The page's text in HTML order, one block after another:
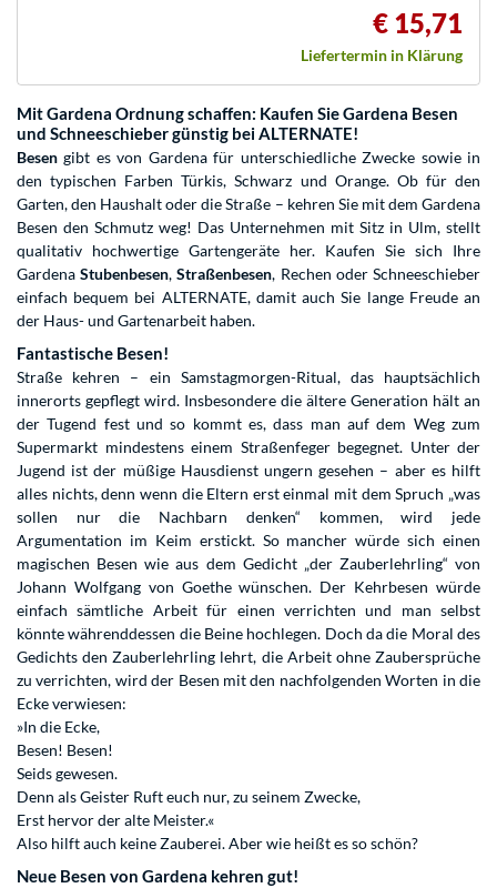
€ 15,71
Liefertermin in Klärung
Mit Gardena Ordnung schaffen: Kaufen Sie Gardena Besen
und Schneeschieber günstig bei ALTERNATE!
Besen gibt es von Gardena für unterschiedliche Zwecke sowie in
den typischen Farben Türkis, Schwarz und Orange. Ob für den
Garten, den Haushalt oder die Straße – kehren Sie mit dem Gardena
Besen den Schmutz weg! Das Unternehmen mit Sitz in Ulm, stellt
qualitativ hochwertige Gartengeräte her. Kaufen Sie sich Ihre
GardenaStubenbesen,Straßenbesen, Rechen oder Schneeschieber
einfach bequem bei ALTERNATE, damit auch Sie lange Freude an
der Haus- und Gartenarbeit haben.
Fantastische Besen!
Straße kehren – ein Samstagmorgen-Ritual, das hauptsächlich
innerorts gepflegt wird. Insbesondere die ältere Generation hält an
der Tugend fest und so kommt es, dass man auf dem Weg zum
Supermarkt mindestens einem Straßenfeger begegnet. Unter der
Jugend ist der müßige Hausdienst ungern gesehen – aber es hilft
alles nichts, denn wenn die Eltern erst einmal mit dem Spruch „was
sollen nur die Nachbarn denken“ kommen, wird jede
Argumentation im Keim erstickt. So mancher würde sich einen
magischen Besen wie aus dem Gedicht „der Zauberlehrling“ von
Johann Wolfgang von Goethe wünschen. Der Kehrbesen würde
einfach sämtliche Arbeit für einen verrichten und man selbst
könnte währenddessen die Beine hochlegen. Doch da die Moral des
Gedichts den Zauberlehrling lehrt, die Arbeit ohne Zaubersprüche
zu verrichten, wird der Besen mit den nachfolgenden Worten in die
Ecke verwiesen:
»In die Ecke,
Besen! Besen!
Seids gewesen.
Denn als Geister Ruft euch nur, zu seinem Zwecke,
Erst hervor der alte Meister.«
Also hilft auch keine Zauberei. Aber wie heißt es so schön?
Neue Besen von Gardena kehren gut!